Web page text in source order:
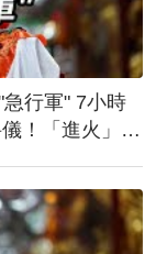
行軍" 7小時
！「進火」儀